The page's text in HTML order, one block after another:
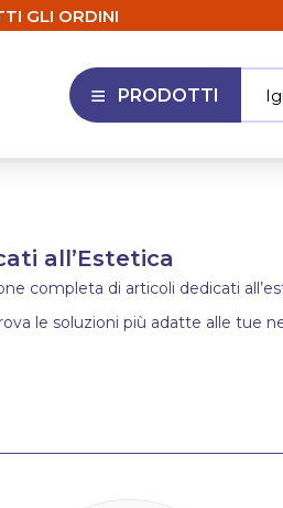
GLI ORDINI
APRI MENU
PRODOTTI
all’Estetica
completa di articoli dedicati
le soluzioni più adatte alle tue